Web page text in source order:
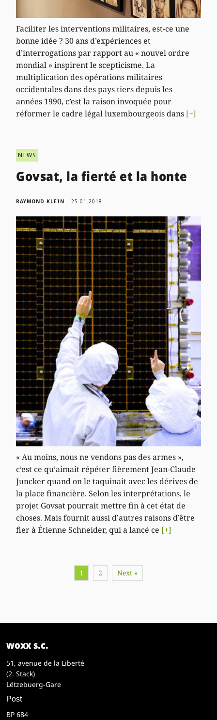
Faciliter les interventions militaires, est-ce une
bonne idée ? 30 ans d’expériences et
d’interrogations par rapport au « nouvel ordre
mondial » inspirent le scepticisme. La
multiplication des opérations militaires
occidentales dans des pays tiers depuis les
années 1990, c’est la raison invoquée pour
réformer le cadre légal luxembourgeois dans [+]
NEWS
Govsat, la fierté et la honte
RAYMOND KLEIN 25.01.2018
« Au moins, nous ne vendons pas des armes »,
c’est ce qu’aimait répéter fièrement Jean-Claude
Juncker quand on le taquinait avec les dérives de
la place financière. Selon les interprétations, le
projet Govsat pourrait mettre fin à cet état de
choses. Mais fournit aussi d’autres raisons d’être
fier à Étienne Schneider, qui a lancé ce [+]
1 2 Next »
woxx s.c.
51, avenue de la Liberté
(2. Stack)
Lëtzebuerg-Gare
Post
BP 684